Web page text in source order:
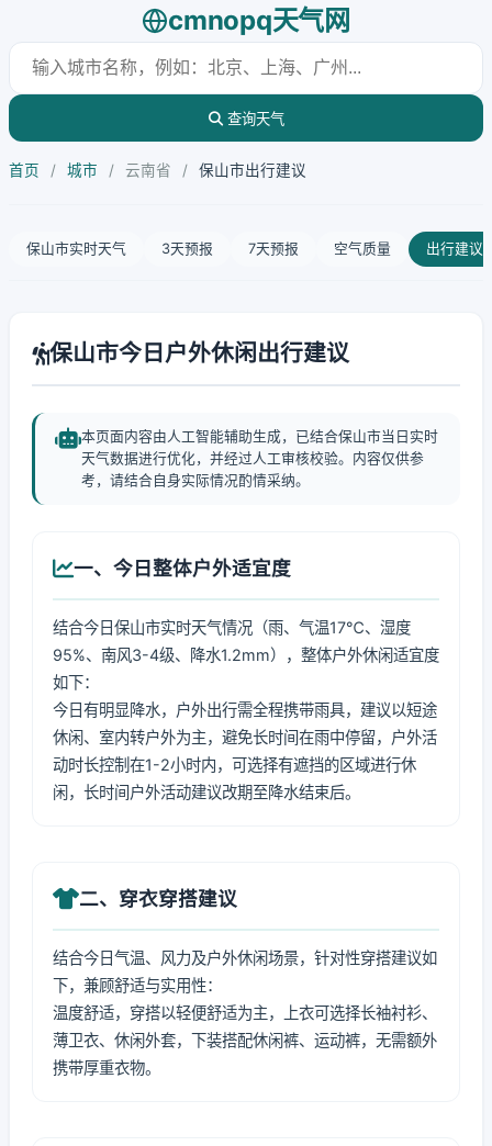
cmnopq天气网
查询天气
首页 / 城市 / 云南省 / 保山市出行建议
保山市实时天气 3天预报 7天预报 空气质量 出行建议
保山市今日户外休闲出行建议
本页面内容由人工智能辅助生成，已结合保山市当日实时
天气数据进行优化，并经过人工审核校验。内容仅供参
考，请结合自身实际情况酌情采纳。
一、今日整体户外适宜度
结合今日保山市实时天气情况（雨、气温17℃、湿度
95%、南风3-4级、降水1.2mm），整体户外休闲适宜度
如下：
今日有明显降水，户外出行需全程携带雨具，建议以短途
休闲、室内转户外为主，避免长时间在雨中停留，户外活
动时长控制在1-2小时内，可选择有遮挡的区域进行休
闲，长时间户外活动建议改期至降水结束后。
二、穿衣穿搭建议
结合今日气温、风力及户外休闲场景，针对性穿搭建议如
下，兼顾舒适与实用性：
温度舒适，穿搭以轻便舒适为主，上衣可选择长袖衬衫、
薄卫衣、休闲外套，下装搭配休闲裤、运动裤，无需额外
携带厚重衣物。